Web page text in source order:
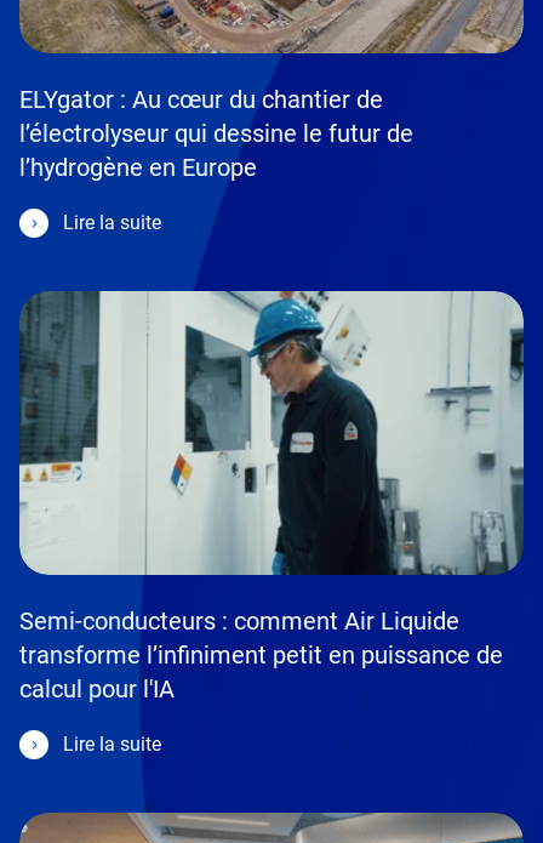
ELYgator : Au cœur du chantier de
l’électrolyseur qui dessine le futur de
l’hydrogène en Europe
Lire la suite
Semi-conducteurs : comment Air Liquide
transforme l’infiniment petit en puissance de
calcul pour l'IA
Lire la suite